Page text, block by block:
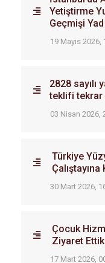
Yetiştirme
Geçmişi
19 Mayıs 2026,
2828 sayılı
teklifi
03 Nisan 2026,
Türkiye
Çalıştayına
30 Mart 2026,
Çocuk
Ziyaret Ettik
17 Mart 2026,